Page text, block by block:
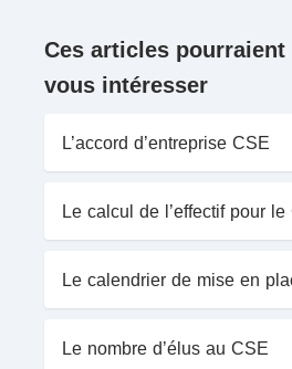
Ces articles pourraient
vous intéresser
L’accord d’entreprise CSE
Le calcul de l’effectif pour le
Le calendrier de mise en
Le nombre d’élus au CSE